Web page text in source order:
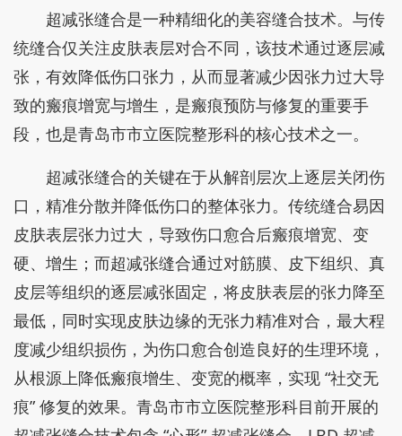
超减张缝合是一种精细化的美容缝合技术。与传
统缝合仅关注皮肤表层对合不同，该技术通过逐层减
张，有效降低伤口张力，从而显著减少因张力过大导
致的瘢痕增宽与增生，是瘢痕预防与修复的重要手
段，也是青岛市市立医院整形科的核心技术之一。
超减张缝合的关键在于从解剖层次上逐层关闭伤
口，精准分散并降低伤口的整体张力。传统缝合易因
皮肤表层张力过大，导致伤口愈合后瘢痕增宽、变
硬、增生；而超减张缝合通过对筋膜、皮下组织、真
皮层等组织的逐层减张固定，将皮肤表层的张力降至
最低，同时实现皮肤边缘的无张力精准对合，最大程
度减少组织损伤，为伤口愈合创造良好的生理环境，
从根源上降低瘢痕增生、变宽的概率，实现 “社交无
痕” 修复的效果。青岛市市立医院整形科目前开展的